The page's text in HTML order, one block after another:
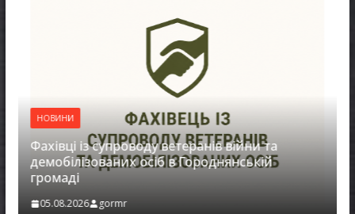
НОВИНИ
Фахівці із супроводу ветеранів війни та
демобілізованих осіб в Городнянській
громаді
05.08.2026 gormr